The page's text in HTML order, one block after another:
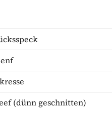
(dünn geschnitten)